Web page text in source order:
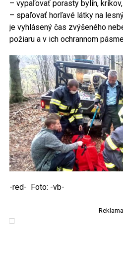
– vypaľovať porasty bylín,
– spaľovať horľavé látky na
je vyhlásený čas zvýšeného
požiaru a v ich ochrannom
-red- Foto: -vb-
Reklama